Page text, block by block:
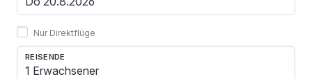
Nur Direktflüge
REISENDE
1 Erwachsener